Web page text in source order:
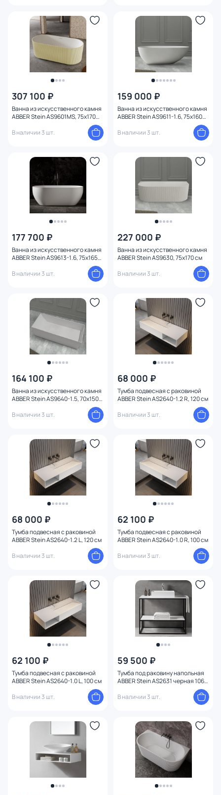
307 100 ₽
Ванна из искусственного камня
ABBER Stein AS9601MS, 75x170
В наличии 3 шт.
159 000 ₽
Ванна из искусственного камня
ABBER Stein AS9611-1.6, 75x160
В наличии 3 шт.
177 700 ₽
Ванна из искусственного камня
ABBER Stein AS9613-1.6, 75x165
В наличии 3 шт.
227 000 ₽
Ванна из искусственного камня
ABBER Stein AS9630, 75x170 см
В наличии 3 шт.
164 100 ₽
Ванна из искусственного камня
ABBER Stein AS9640-1.5, 70x150
В наличии 3 шт.
68 000 ₽
Тумба подвесная с раковиной
ABBER Stein AS2640-1.2 R, 120 см
В наличии 3 шт.
68 000 ₽
Тумба подвесная с раковиной
ABBER Stein AS2640-1.2 L, 120 см
В наличии 3 шт.
62 100 ₽
Тумба подвесная с раковиной
ABBER Stein AS2640-1.0 R, 100 см
В наличии 3 шт.
62 100 ₽
Тумба подвесная с раковиной
ABBER Stein AS2640-1.0 L, 100 см
В наличии 3 шт.
59 500 ₽
Тумба под раковину напольная
ABBER Stein AS2631 черная 106
В наличии 3 шт.